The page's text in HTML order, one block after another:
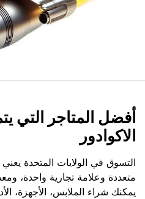
أفضل المتاجر التي
الاكوادور
التسوق في الولايات المتحدة يعني
متعددة وعلامة تجارية واحدة،
يمكنك شراء الملابس، الأجهزة،